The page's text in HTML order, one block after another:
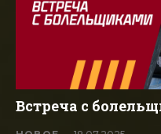
Встреча с